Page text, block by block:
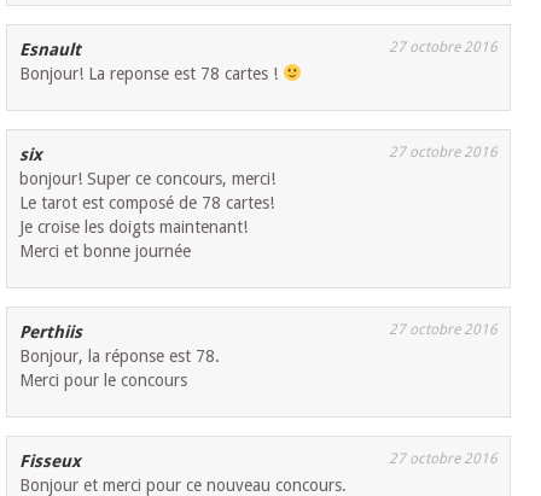
Esnault 27 octobre 2016
Bonjour! La reponse est 78 cartes !
six 27 octobre 2016
bonjour! Super ce concours, merci!
Le tarot est composé de 78 cartes!
Je croise les doigts maintenant!
Merci et bonne journée
Perthiis 27 octobre 2016
Bonjour, la réponse est 78.
Merci pour le concours
Fisseux 27 octobre 2016
Bonjour et merci pour ce nouveau concours.